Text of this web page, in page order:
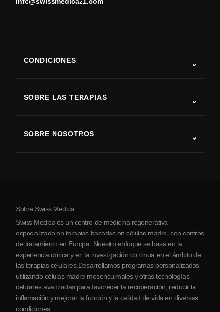
CONDICIONES
Enfermedad de Parkinson
Artritis
SOBRE LAS TERAPIAS
SOBRE NOSOTROS
Sobre Serbia
Colaboraciones
Sobre Swiss Medica
Swiss Medica es un centro de medicina regenerativa
especializado en terapias basadas en células madre, con centros
de tratamiento en Europa. Nuestro enfoque se basa en la
experiencia clínica y en la investigación continua en el ámbito de
las terapias celulares.Desarrollamos programas personalizados
utilizando células madre mesenquimales y otras tecnologías
celulares avanzadas para favorecer la recuperación, reducir la
inflamación y mejorar la función y la calidad de vida en diversas
condiciones.